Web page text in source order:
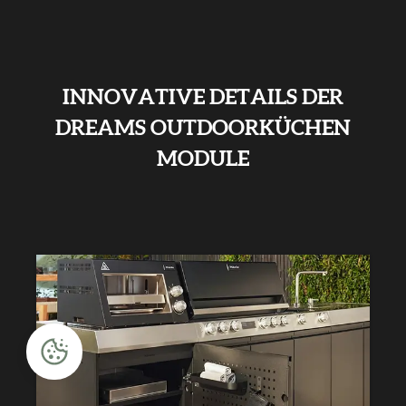
INNOVATIVE DETAILS DER
DREAMS OUTDOORKÜCHEN
MODULE